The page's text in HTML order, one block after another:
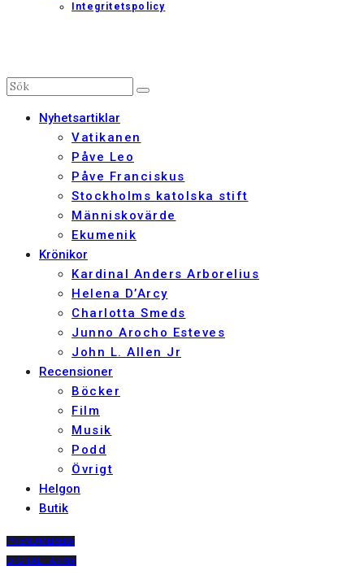
Integritetspolicy
Nyhetsartiklar
Vatikanen
Påve Leo
Påve Franciskus
Stockholms katolska stift
Människovärde
Ekumenik
Krönikor
Kardinal Anders Arborelius
Helena D’Arcy
Charlotta Smeds
Junno Arocho Esteves
John L. Allen Jr
Recensioner
Böcker
Film
Musik
Podd
Övrigt
Helgon
Butik
PRENUMERERA
DIGITALT ARKIV